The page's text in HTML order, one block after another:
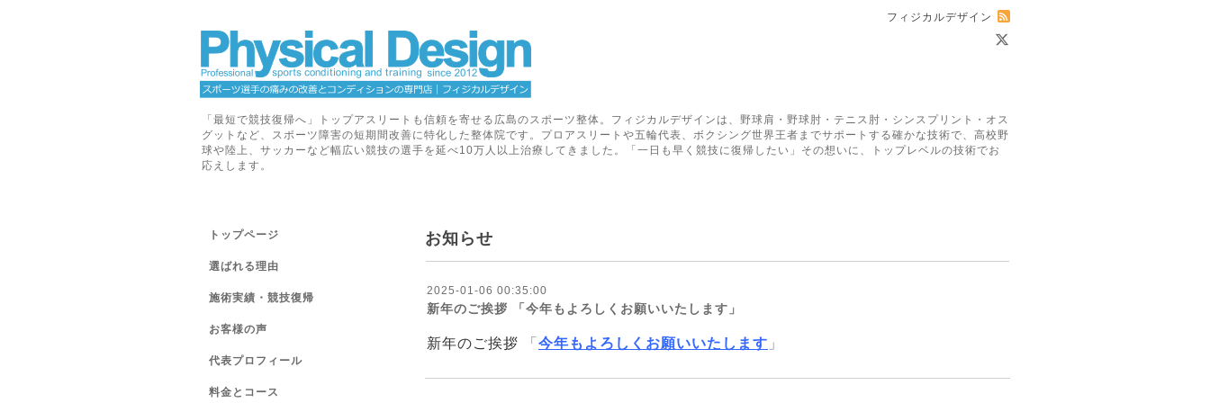
フィジカルデザイン
「最短で競技復帰へ」トップアスリートも信頼を寄せる広島のスポーツ整体。フィジカルデザインは、野球肩・野球肘・テニス肘・シンスプリント・オス
グットなど、スポーツ障害の短期間改善に特化した整体院です。プロアスリートや五輪代表、ボクシング世界王者までサポートする確かな技術で、高校野
球や陸上、サッカーなど幅広い競技の選手を延べ10万人以上治療してきました。「一日も早く競技に復帰したい」その想いに、トップレベルの技術でお
応えします。
お知らせ
2025-01-06 00:35:00
新年のご挨拶 「今年もよろしくお願いいたします」
新年のご挨拶 「 今年もよろしくお願いいたします 」
トップページ
選ばれる理由
施術実績・競技復帰
お客様の声
代表プロフィール
料金とコース